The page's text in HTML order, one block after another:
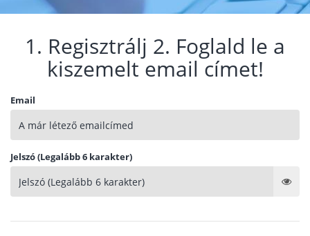
1. Regisztrálj 2. Foglald le a
kiszemelt email címet!
Email
Jelszó (Legalább 6 karakter)